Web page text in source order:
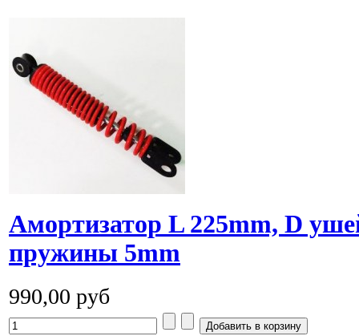
Амортизатор L 225mm, D
пружины 5mm
990,00 руб